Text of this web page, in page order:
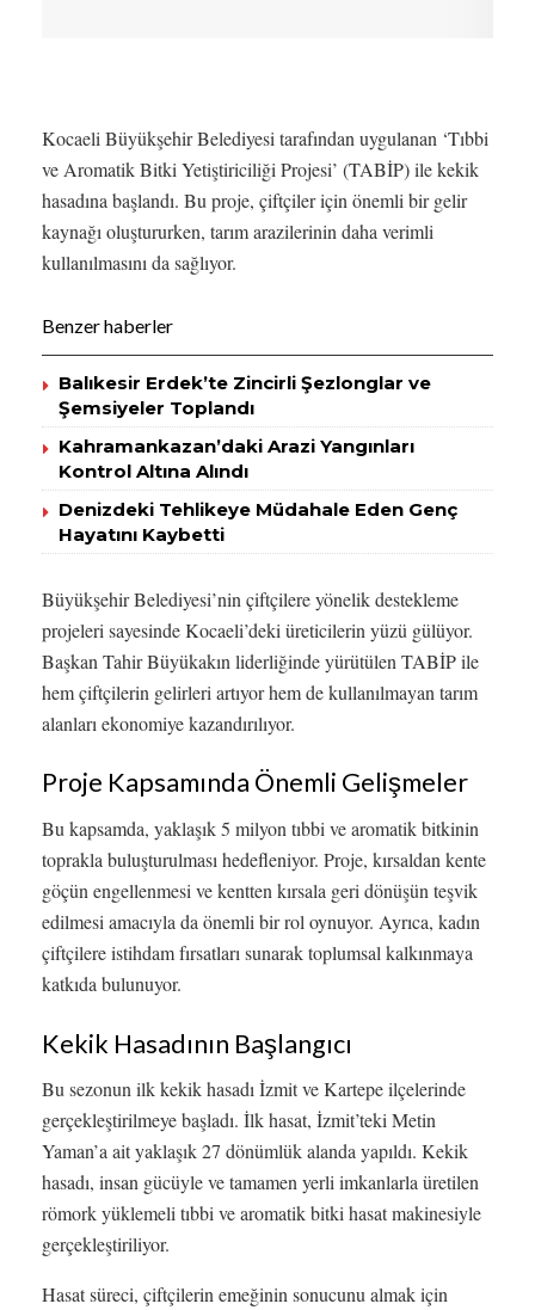
Kocaeli Büyükşehir Belediyesi tarafından uygulanan ‘Tıbbi
ve Aromatik Bitki Yetiştiriciliği Projesi’ (TABİP) ile kekik
hasadına başlandı. Bu proje, çiftçiler için önemli bir gelir
kaynağı oluştururken, tarım arazilerinin daha verimli
kullanılmasını da sağlıyor.
Benzer haberler
Balıkesir Erdek’te Zincirli Şezlonglar ve
Şemsiyeler Toplandı
Kahramankazan’daki Arazi Yangınları
Kontrol Altına Alındı
Denizdeki Tehlikeye Müdahale Eden Genç
Hayatını Kaybetti
Büyükşehir Belediyesi’nin çiftçilere yönelik destekleme
projeleri sayesinde Kocaeli’deki üreticilerin yüzü gülüyor.
Başkan Tahir Büyükakın liderliğinde yürütülen TABİP ile
hem çiftçilerin gelirleri artıyor hem de kullanılmayan tarım
alanları ekonomiye kazandırılıyor.
Proje Kapsamında Önemli Gelişmeler
Bu kapsamda, yaklaşık 5 milyon tıbbi ve aromatik bitkinin
toprakla buluşturulması hedefleniyor. Proje, kırsaldan kente
göçün engellenmesi ve kentten kırsala geri dönüşün teşvik
edilmesi amacıyla da önemli bir rol oynuyor. Ayrıca, kadın
çiftçilere istihdam fırsatları sunarak toplumsal kalkınmaya
katkıda bulunuyor.
Kekik Hasadının Başlangıcı
Bu sezonun ilk kekik hasadı İzmit ve Kartepe ilçelerinde
gerçekleştirilmeye başladı. İlk hasat, İzmit’teki Metin
Yaman’a ait yaklaşık 27 dönümlük alanda yapıldı. Kekik
hasadı, insan gücüyle ve tamamen yerli imkanlarla üretilen
römork yüklemeli tıbbi ve aromatik bitki hasat makinesiyle
gerçekleştiriliyor.
Hasat süreci, çiftçilerin emeğinin sonucunu almak için